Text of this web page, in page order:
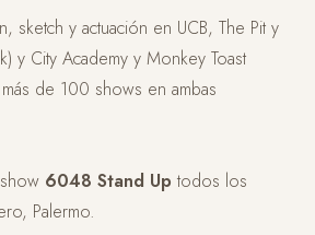
sketch y actuación en UCB, The Pit y
y City Academy y Monkey Toast
de 100 shows en ambas
6048 Stand Up todos los
Palermo.